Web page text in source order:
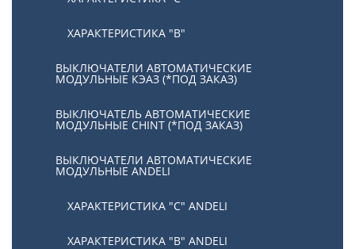
ХАРАКТЕРИСТИКА "В"
ВЫКЛЮЧАТЕЛИ АВТОМАТИЧЕСКИЕ
МОДУЛЬНЫЕ КЭАЗ (*ПОД ЗАКАЗ)
ВЫКЛЮЧАТЕЛЬ АВТОМАТИЧЕСКИЕ
МОДУЛЬНЫЕ CHINT (*ПОД ЗАКАЗ)
ВЫКЛЮЧАТЕЛИ АВТОМАТИЧЕСКИЕ
МОДУЛЬНЫЕ ANDELI
ХАРАКТЕРИСТИКА "C" ANDELI
ХАРАКТЕРИСТИКА "B" ANDELI